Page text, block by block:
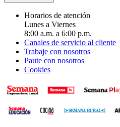
Horarios de atención
Lunes a Viernes
8:00 a.m. a 6:00 p.m.
Canales de servicio al cliente
Trabaje con nosotros
Paute con nosotros
Cookies